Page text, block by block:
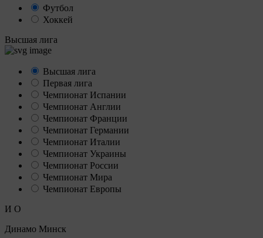
Футбол
Хоккей
Высшая лига
Высшая лига
Первая лига
Чемпионат Испании
Чемпионат Англии
Чемпионат Франции
Чемпионат Германии
Чемпионат Италии
Чемпионат Украины
Чемпионат России
Чемпионат Мира
Чемпионат Европы
И О
Динамо Минск